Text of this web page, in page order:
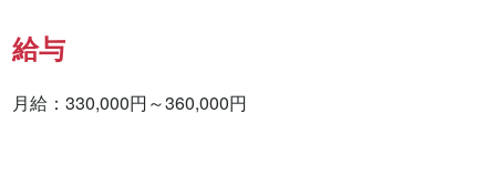
給与
月給：330,000円～360,000円